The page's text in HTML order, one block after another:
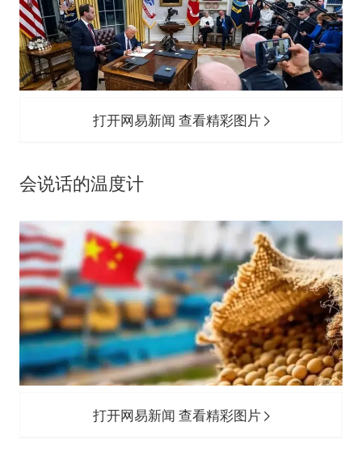
打开网易新闻 查看精彩图片
会说话的温度计
打开网易新闻 查看精彩图片